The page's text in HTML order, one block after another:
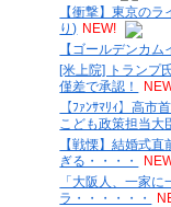
【衝撃】東京の
り) NEW!
【ゴールデンカ
[米上院] トランプ
僅差で承認！
【ﾌｧﾝｻﾏﾘｨ】高市
こども政策担当大
【戦慄】結婚式
ぎる・・・・
「大阪人、一家
ラ・・・・・・